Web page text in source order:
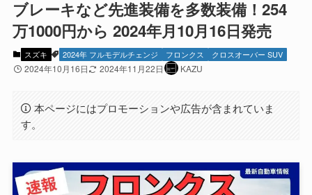
ブレーキなど先進装備を多数装備！254
万1000円から 2024年月10月16日発売
スズキ 2024年 フルモデルチェンジ フロンクス クロスオーバー SUV
2024年10月16日 2024年11月22日 KAZU
本ページにはプロモーションや広告が含まれていま
す。